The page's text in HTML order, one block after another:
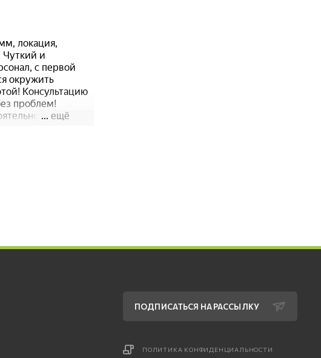
ПОДПИСАТЬСЯ НА РАССЫЛКУ
ПОЛИТИКА КОНФИДЕНЦИАЛЬНОСТИ